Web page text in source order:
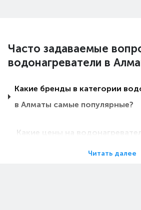
Часто задаваемые
водонагреватели в
Какие бренды в категории
в Алматы самые популярные?
Какие цены на
Читать далее